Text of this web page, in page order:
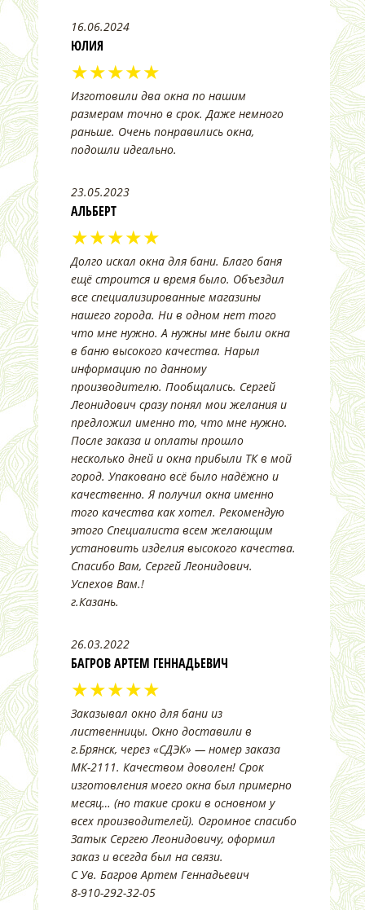
16.06.2024
ЮЛИЯ
★★★★★
Изготовили два окна по нашим
размерам точно в срок. Даже немного
раньше. Очень понравились окна,
подошли идеально.
23.05.2023
АЛЬБЕРТ
★★★★★
Долго искал окна для бани. Благо баня
ещё строится и время было. Объездил
все специализированные магазины
нашего города. Ни в одном нет того
что мне нужно. А нужны мне были окна
в баню высокого качества. Нарыл
информацию по данному
производителю. Пообщались. Сергей
Леонидович сразу понял мои желания и
предложил именно то, что мне нужно.
После заказа и оплаты прошло
несколько дней и окна прибыли ТК в мой
город. Упаковано всё было надёжно и
качественно. Я получил окна именно
того качества как хотел. Рекомендую
этого Специалиста всем желающим
установить изделия высокого качества.
Спасибо Вам, Сергей Леонидович.
Успехов Вам.!
г.Казань.
26.03.2022
БАГРОВ АРТЕМ ГЕННАДЬЕВИЧ
★★★★★
Заказывал окно для бани из
лиственницы. Окно доставили в
г.Брянск, через «СДЭК» — номер заказа
МК-2111. Качеством доволен! Срок
изготовления моего окна был примерно
месяц… (но такие сроки в основном у
всех производителей). Огромное спасибо
Затык Сергею Леонидовичу, оформил
заказ и всегда был на связи.
С Ув. Багров Артем Геннадьевич
8-910-292-32-05